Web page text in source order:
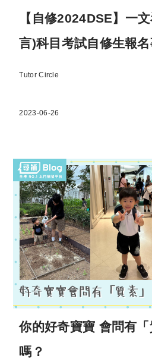
【自修2024DSE】一
言)科目考試自修生報名
Tutor Circle
2023-06-26
你的好奇寶寶 會問有
嗎？